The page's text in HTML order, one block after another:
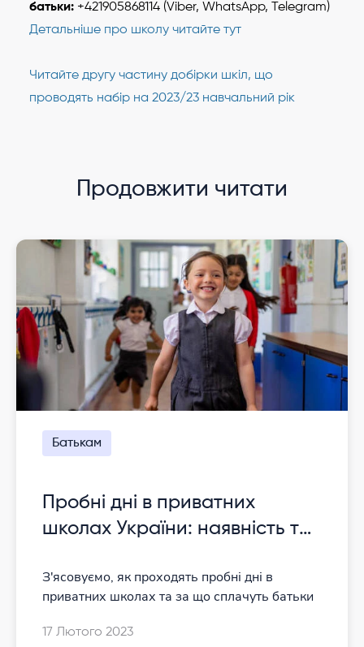
батьки: +421905868114 (Viber, WhatsApp, Telegram)
Детальніше про школу читайте тут
Читайте другу частину добірки шкіл, що
проводять набір на 2023/23 навчальний рік
Продовжити читати
Батькам
Пробні дні в приватних
школах України: наявність та
З'ясовуємо, як проходять пробні дні в
приватних школах та за що сплачуть батьки
17 Лютого 2023